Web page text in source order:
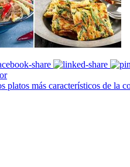
platos más característicos de la